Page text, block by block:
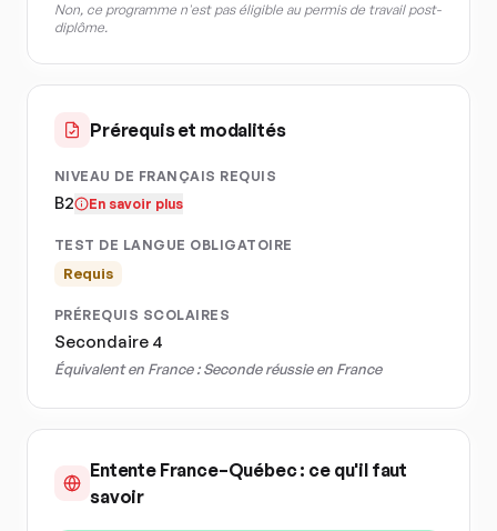
Non, ce programme n'est pas éligible au permis de travail post-
diplôme.
Prérequis et modalités
NIVEAU DE FRANÇAIS REQUIS
B2 En savoir plus
TEST DE LANGUE OBLIGATOIRE
Requis
PRÉREQUIS SCOLAIRES
Secondaire 4
Équivalent en France :Seconde réussie en France
Entente France–Québec : ce qu'il faut
savoir